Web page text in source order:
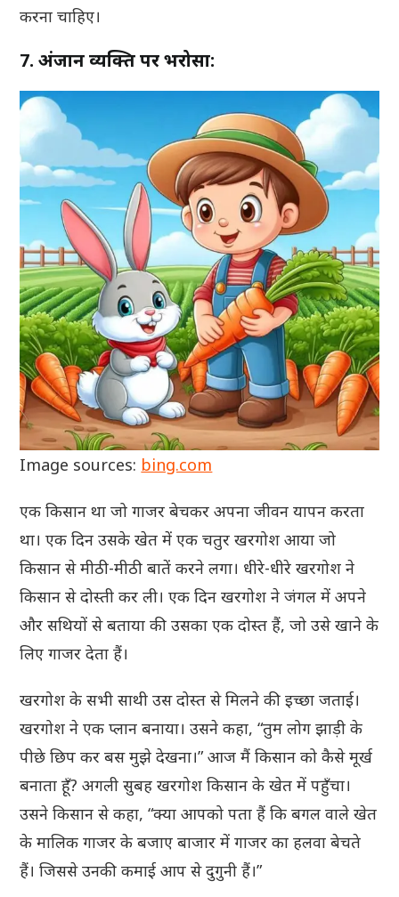
करना चाहिए।
7. अंजान व्यक्ति पर भरोसा:
Image sources: bing.com
एक किसान था जो गाजर बेचकर अपना जीवन यापन करता
था। एक दिन उसके खेत में एक चतुर खरगोश आया जो
किसान से मीठी-मीठी बातें करने लगा। धीरे-धीरे खरगोश ने
किसान से दोस्ती कर ली। एक दिन खरगोश ने जंगल में अपने
और सथियों से बताया की उसका एक दोस्त हैं, जो उसे खाने के
लिए गाजर देता हैं।
खरगोश के सभी साथी उस दोस्त से मिलने की इच्छा जताई।
खरगोश ने एक प्लान बनाया। उसने कहा, “तुम लोग झाड़ी के
पीछे छिप कर बस मुझे देखना।” आज मैं किसान को कैसे मूर्ख
बनाता हूँ? अगली सुबह खरगोश किसान के खेत में पहुँचा।
उसने किसान से कहा, “क्या आपको पता हैं कि बगल वाले खेत
के मालिक गाजर के बजाए बाजार में गाजर का हलवा बेचते
हैं। जिससे उनकी कमाई आप से दुगुनी हैं।”